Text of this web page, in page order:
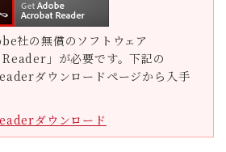
社の無償のソフトウェア
」が必要です。下記の
ダウンロードページから入手
ダウンロード